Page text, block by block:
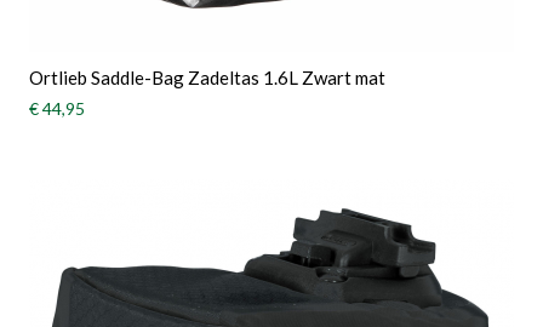
Ortlieb Saddle-Bag Zadeltas 1.6L Zwart mat
€ 44,95